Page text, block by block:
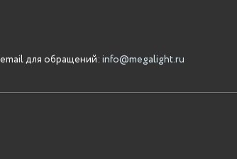
для обращений: info@megalight.ru